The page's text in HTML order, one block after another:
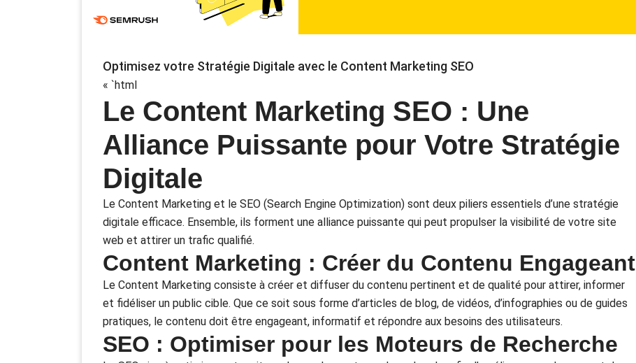
Optimisez votre Stratégie Digitale avec le Content Marketing SEO
« `html
Le Content Marketing SEO : Une
Alliance Puissante pour Votre Stratégie
Digitale
Le Content Marketing et le SEO (Search Engine Optimization) sont deux piliers essentiels d’une stratégie
digitale efficace. Ensemble, ils forment une alliance puissante qui peut propulser la visibilité de votre site
web et attirer un trafic qualifié.
Content Marketing : Créer du Contenu Engageant
Le Content Marketing consiste à créer et diffuser du contenu pertinent et de qualité pour attirer, informer
et fidéliser un public cible. Que ce soit sous forme d’articles de blog, de vidéos, d’infographies ou de guides
pratiques, le contenu doit être engageant, informatif et répondre aux besoins des utilisateurs.
SEO : Optimiser pour les Moteurs de Recherche